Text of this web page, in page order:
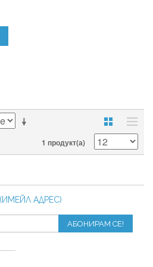
1 продукт(а)
АДРЕС)
АБОНИРАМ СЕ!